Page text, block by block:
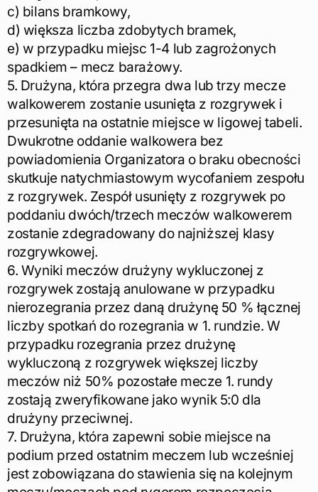
c) bilans bramkowy,
d) większa liczba zdobytych bramek,
e) w przypadku miejsc 1-4 lub zagrożonych
spadkiem – mecz barażowy.
5. Drużyna, która przegra dwa lub trzy mecze
walkowerem zostanie usunięta z rozgrywek i
przesunięta na ostatnie miejsce w ligowej tabeli.
Dwukrotne oddanie walkowera bez
powiadomienia Organizatora o braku obecności
skutkuje natychmiastowym wycofaniem zespołu
z rozgrywek. Zespół usunięty z rozgrywek po
poddaniu dwóch/trzech meczów walkowerem
zostanie zdegradowany do najniższej klasy
rozgrywkowej.
6. Wyniki meczów drużyny wykluczonej z
rozgrywek zostają anulowane w przypadku
nierozegrania przez daną drużynę 50 % łącznej
liczby spotkań do rozegrania w 1. rundzie. W
przypadku rozegrania przez drużynę
wykluczoną z rozgrywek większej liczby
meczów niż 50% pozostałe mecze 1. rundy
zostają zweryfikowane jako wynik 5:0 dla
drużyny przeciwnej.
7. Drużyna, która zapewni sobie miejsce na
podium przed ostatnim meczem lub wcześniej
jest zobowiązana do stawienia się na kolejnym